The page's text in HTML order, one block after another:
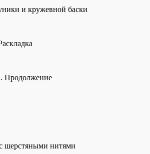
и кружевной баски
Продолжение
шерстяными нитями